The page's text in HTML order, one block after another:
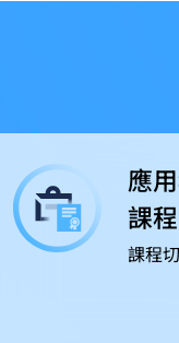
應
課程
課程